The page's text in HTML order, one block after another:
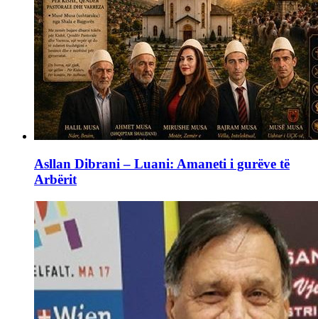
Asllan Dibrani – Luani: Amaneti i gurëve të
Arbërit